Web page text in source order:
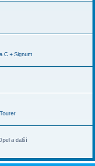
C + Signum
a další